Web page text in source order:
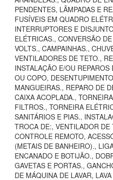
PENDENTES, LÂMPADAS E
FUSÍVEIS EM QUADRO
INTERRUPTORES E
ELÉTRICAS., CONVERSÃO
VOLTS., CAMPAINHAS.,
VENTILADORES DE TETO.,
INSTALAÇÃO E/OU
OU COPO,
MANGUEIRAS., REPARO DE
CAIXA ACOPLADA.,
FILTROS., TORNEIRA
SANITÁRIOS E PIAS.,
TROCA DE:, VENTILADOR
CONTROLE REMOTO,
(METAIS DE BANHEIRO).,
ENCANADO E BOTIJÃO.,
GAVETAS E PORTAS.,
DE MÁQUINA DE LAVAR,